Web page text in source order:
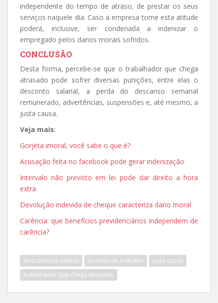
independente do tempo de atraso, de prestar os seus
serviços naquele dia. Caso a empresa tome esta atitude
poderá, inclusive, ser condenada a indenizar o
empregado pelos danos morais sofridos.
CONCLUSÃO
Desta forma, percebe-se que o trabalhador que chega
atrasado pode sofrer diversas punições, entre elas o
desconto salarial, a perda do descanso semanal
remunerado, advertências, suspensões e, até mesmo, a
justa causa.
Veja mais:
Gorjeta imoral, você sabe o que é?
Acusação feita no facebook pode gerar indenização
Intervalo não previsto em lei pode dar direito a hora
extra
Devolução indevida de cheque caracteriza dano moral
Carência: que benefícios previdenciários independem de
carência?
desconto no salário jornada de trabalho
justa causa
trabalhador que chega atrasado